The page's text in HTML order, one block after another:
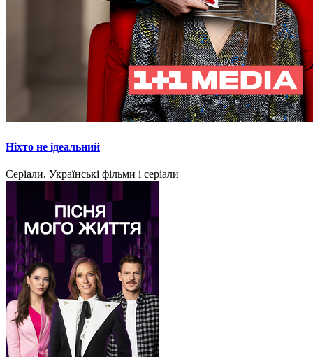
Ніхто не ідеальний
Серіали, Українські фільми і серіали